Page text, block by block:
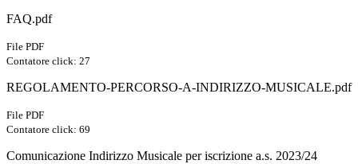
FAQ.pdf
File PDF
Contatore click: 27
REGOLAMENTO-PERCORSO-A-INDIRIZZO-MUSICALE.pdf
File PDF
Contatore click: 69
Comunicazione Indirizzo Musicale per iscrizione a.s. 2023/24